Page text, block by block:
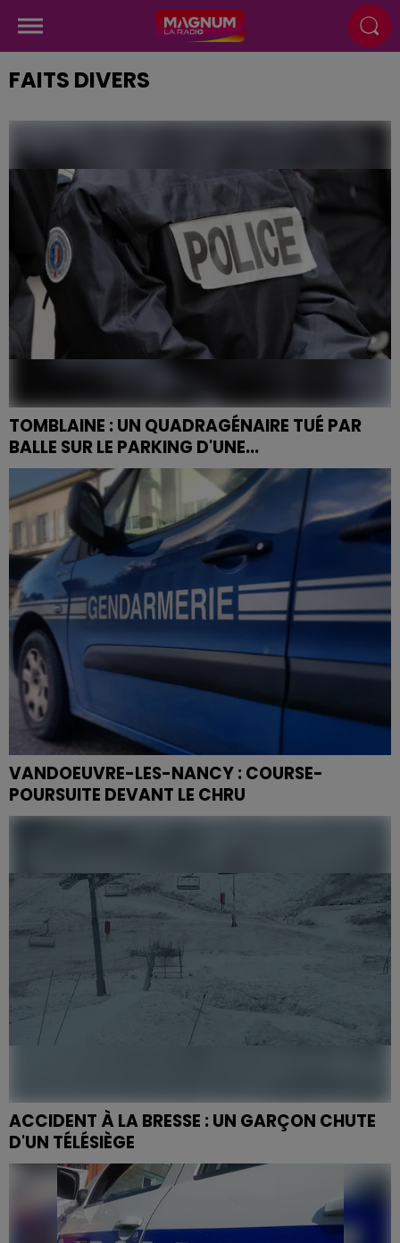
FAITS DIVERS
TOMBLAINE : UN QUADRAGÉNAIRE TUÉ PAR
BALLE SUR LE PARKING D'UNE...
Une violente rixe a éclaté mardi soir. Un homme a
succombé ses blessures. Son agresseur est toujours
en fuite.
VANDOEUVRE-LES-NANCY : COURSE-
POURSUITE DEVANT LE CHRU
Les gendarmes de Neuves-Maisons ont ouvert le feu à
ACCIDENT À LA BRESSE : UN GARÇON CHUTE
D'UN TÉLÉSIÈGE
Ce lundi 12 février a été le théâtre d'une nouvelle
chute de télésiège à la station de ski vosgienne.